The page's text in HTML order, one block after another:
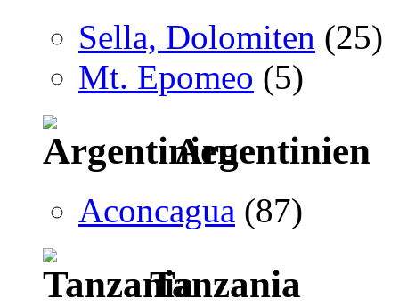
Sella, Dolomiten (25)
Mt. Epomeo (5)
Argentinien
Aconcagua (87)
Tanzania